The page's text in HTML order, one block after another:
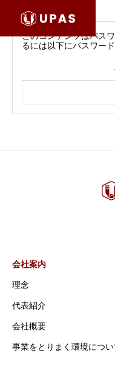
このコンテンツはパス
るには以下にパスワー
会社案内
理念
代表紹介
会社概要
事業をとりまく環境につい